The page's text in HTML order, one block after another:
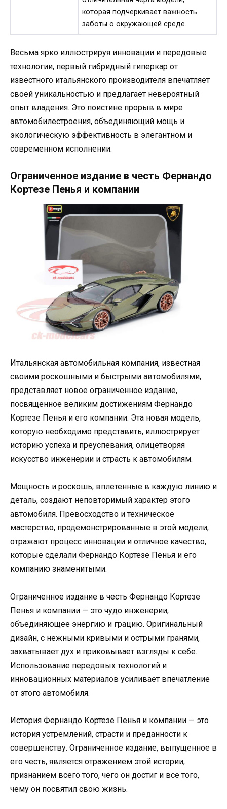
которая подчеркивает важность
заботы о окружающей среде.
Весьма ярко иллюстрируя инновации и передовые
технологии, первый гибридный гиперкар от
известного итальянского производителя впечатляет
своей уникальностью и предлагает невероятный
опыт владения. Это поистине прорыв в мире
автомобилестроения, объединяющий мощь и
экологическую эффективность в элегантном и
современном исполнении.
Ограниченное издание в честь Фернандо
Кортезе Пенья и компании
Итальянская автомобильная компания, известная
своими роскошными и быстрыми автомобилями,
представляет новое ограниченное издание,
посвященное великим достижениям Фернандо
Кортезе Пенья и его компании. Эта новая модель,
которую необходимо представить, иллюстрирует
историю успеха и преуспевания, олицетворяя
искусство инженерии и страсть к автомобилям.
Мощность и роскошь, вплетенные в каждую линию и
деталь, создают неповторимый характер этого
автомобиля. Превосходство и техническое
мастерство, продемонстрированные в этой модели,
отражают процесс инновации и отличное качество,
которые сделали Фернандо Кортезе Пенья и его
компанию знаменитыми.
Ограниченное издание в честь Фернандо Кортезе
Пенья и компании — это чудо инженерии,
объединяющее энергию и грацию. Оригинальный
дизайн, с нежными кривыми и острыми гранями,
захватывает дух и приковывает взгляды к себе.
Использование передовых технологий и
инновационных материалов усиливает впечатление
от этого автомобиля.
История Фернандо Кортезе Пенья и компании — это
история устремлений, страсти и преданности к
совершенству. Ограниченное издание, выпущенное в
его честь, является отражением этой истории,
признанием всего того, чего он достиг и все того,
чему он посвятил свою жизнь.